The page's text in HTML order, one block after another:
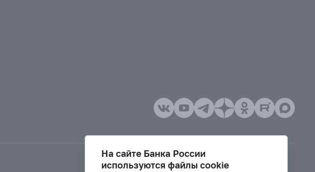
На сайте Банка России
используются файлы cookie